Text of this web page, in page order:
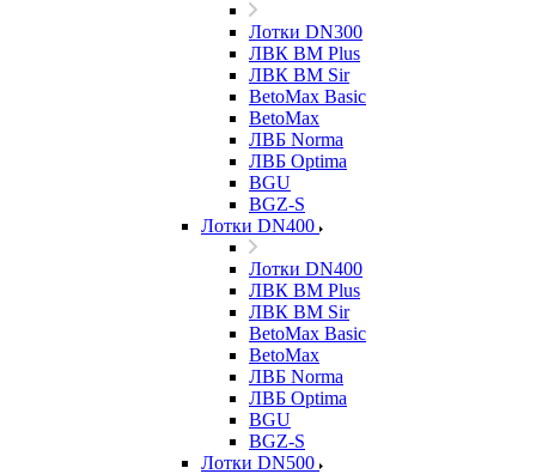
Лотки DN300
ЛВК ВМ Plus
ЛВК ВМ Sir
BetoMax Basic
BetoMax
ЛВБ Norma
ЛВБ Optima
BGU
BGZ-S
Лотки DN400
Лотки DN400
ЛВК ВМ Plus
ЛВК ВМ Sir
BetoMax Basic
BetoMax
ЛВБ Norma
ЛВБ Optima
BGU
BGZ-S
Лотки DN500